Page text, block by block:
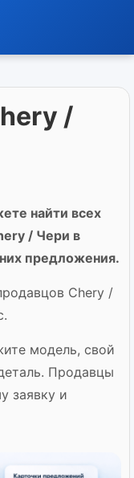
/
найти всех
/ Чери в
предложения.
Chery /
модель, свой
Продавцы
заявку и